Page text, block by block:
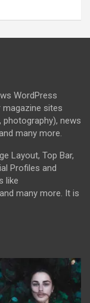
WordPress
magazine sites
news
many more.
Layout, Top Bar,
Profiles and
like
many more. It is